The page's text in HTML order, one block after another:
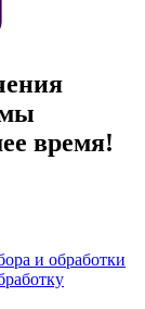
мы
время!
и обработки